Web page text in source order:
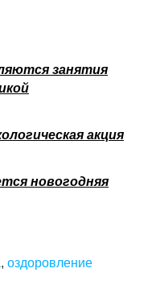
занятия
акция
новогодняя
, оздоровление